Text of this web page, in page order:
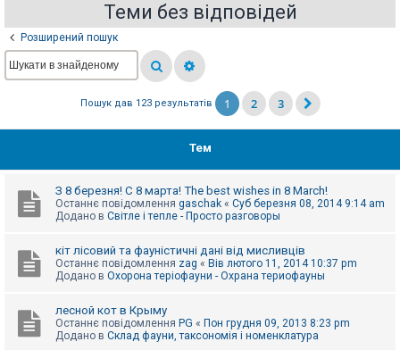
е
с
т
р
я
е
и
з
Теми без відповідей
Розширений пошук
Пошук дав 123 результатів 1 2 3
Тем
З 8 березня! С 8 марта! The best wishes in 8 March!
Останнє повідомлення gaschak « Суб березня 08, 2014 9:14 am
Додано в Світле і тепле - Просто разговоры
кіт лісовий та фауністичні дані від мисливців
Останнє повідомлення zag « Вів лютого 11, 2014 10:37 pm
Додано в Охорона теріофауни - Охрана териофауны
лесной кот в Крыму
Останнє повідомлення PG « Пон грудня 09, 2013 8:23 pm
Додано в Склад фауни, таксономія і номенклатура